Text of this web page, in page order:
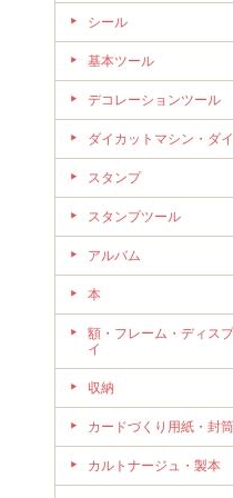
シール
基本ツール
デコレーションツール
ダイカットマシン・ダイ
スタンプ
スタンプツール
アルバム
本
額・フレーム・ディス
イ
収納
カードづくり用紙・封筒
カルトナージュ・製本